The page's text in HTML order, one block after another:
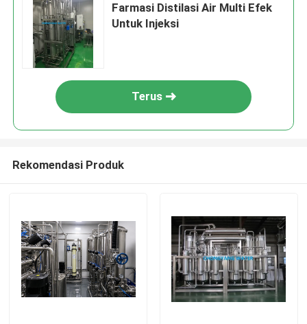
Farmasi Distilasi Air Multi Efek
Untuk Injeksi
Terus
Rekomendasi Produk